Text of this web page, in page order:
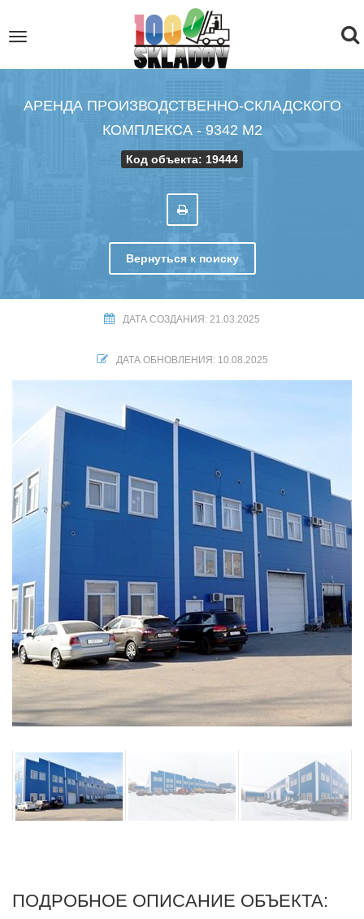
Toggle
АРЕНДА ПРОИЗВОДСТВЕННО-СКЛАДСКОГО
КОМПЛЕКСА - 9342 М2
Код объекта: 19444
Вернуться к поиску
ДАТА СОЗДАНИЯ: 21.03.2025
ДАТА ОБНОВЛЕНИЯ: 10.08.2025
ПОДРОБНОЕ ОПИСАНИЕ ОБЪЕКТА: